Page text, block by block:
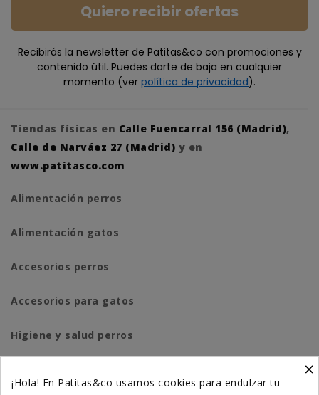
Quiero recibir ofertas
Recibirás la newsletter de Patitas&co con promociones y
contenido útil. Puedes darte de baja en cualquier
momento (ver política de privacidad).
Tiendas físicas en Calle Fuencarral 156 (Madrid),
Calle de Narváez 27 (Madrid) y en
www.patitasco.com
Alimentación perros
Alimentación gatos
Accesorios perros
Accesorios para gatos
Higiene y salud perros
×
¡Hola! En Patitas&co usamos cookies para endulzar tu